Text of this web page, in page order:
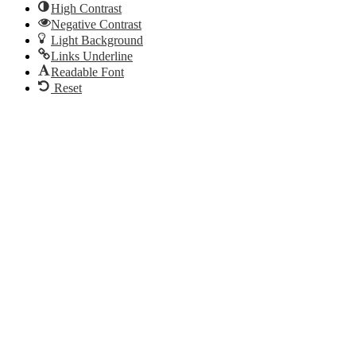
High Contrast
Negative Contrast
Light Background
Links Underline
Readable Font
Reset